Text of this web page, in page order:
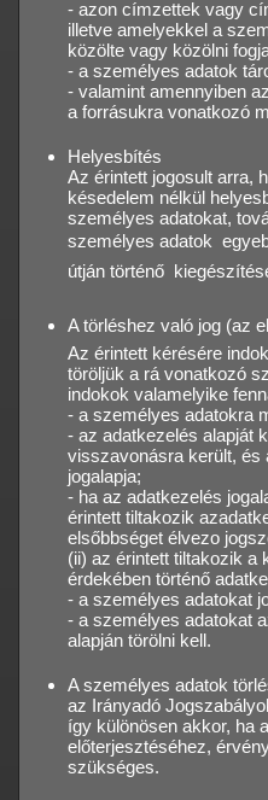
- azon címzettek vagy
illetve amelyekkel a
közölte vagy közölni
- a személyes adatok
- valamint amennyiben
a forrásukra vonatkozó
Helyesbítés
Az érintett jogosult arra,
késedelem nélkül
személyes adatokat,
személyes adatok 
útján történő 
A törléshez való jog (az
Az érintett kérésére
töröljük a rá vonatkozó
indokok valamelyike
- a személyes adatokra
- az adatkezelés alapját
visszavonásra került, és
jogalapja;
- ha az adatkezelés
érintett tiltakozik
elsőbbséget élvezo
(ii) az érintett tiltakozik a
érdekében történő
- a személyes adatokat
- a személyes adatokat
alapján törölni kell.
A személyes adatok
az Irányadó
így különösen akkor, ha
előterjesztéséhez,
szükséges.